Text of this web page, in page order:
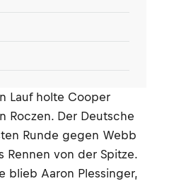
Lauf holte Cooper
Roczen. Der Deutsche
Runde gegen Webb
von der Spitze.
blieb Aaron Plessinger,